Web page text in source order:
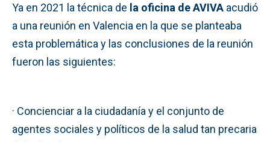
Ya en 2021 la técnica de la oficina de AVIVA acudió
a una reunión en Valencia en la que se planteaba
esta problemática y las conclusiones de la reunión
fueron las siguientes:
· Concienciar a la ciudadanía y el conjunto de
agentes sociales y políticos de la salud tan precaria